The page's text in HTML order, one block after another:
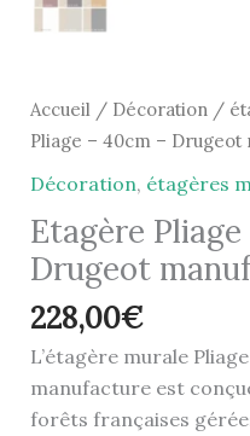
Accueil / Décoration /
Pliage – 40cm – Drugeot
Décoration, étagères
Etagère
Drugeot
228,00€
L’étagère murale
manufacture est
forêts françaises